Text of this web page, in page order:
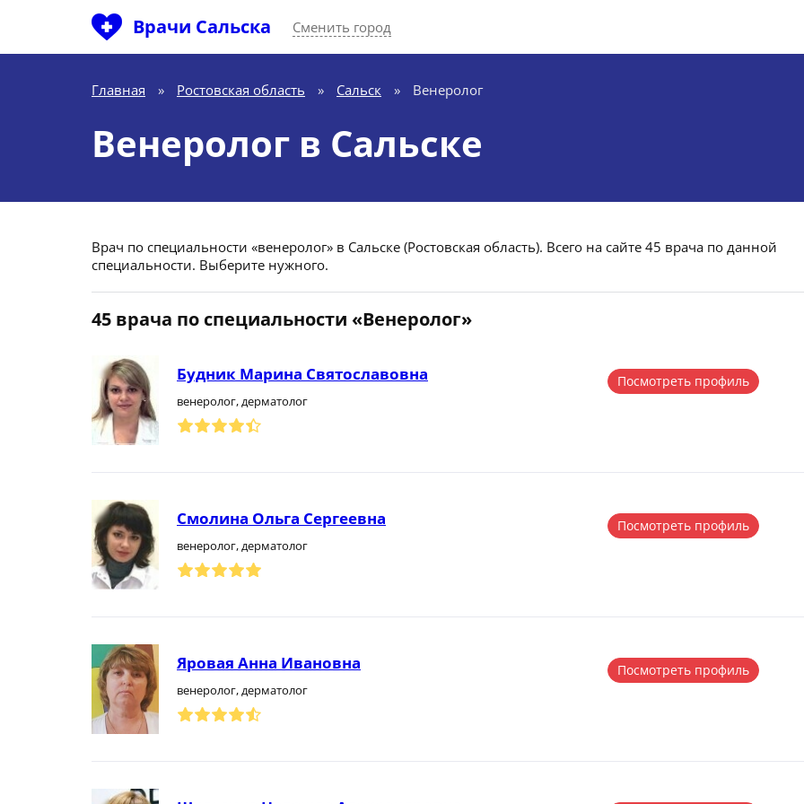
Врачи Сальска Сменить город
Главная » Ростовская область » Сальск » Венеролог
Венеролог в Сальске
Врач по специальности «венеролог» в Сальске (Ростовская область). Всего на сайте 45 врача по данной
специальности. Выберите нужного.
45 врача по специальности «Венеролог»
Будник Марина Святославовна
венеролог, дерматолог
Посмотреть профиль
Смолина Ольга Сергеевна
венеролог, дерматолог
Посмотреть профиль
Яровая Анна Ивановна
венеролог, дерматолог
Посмотреть профиль